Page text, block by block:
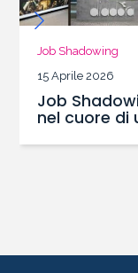
Job Shadowing
15 Aprile 2026
Job
nel cuore di